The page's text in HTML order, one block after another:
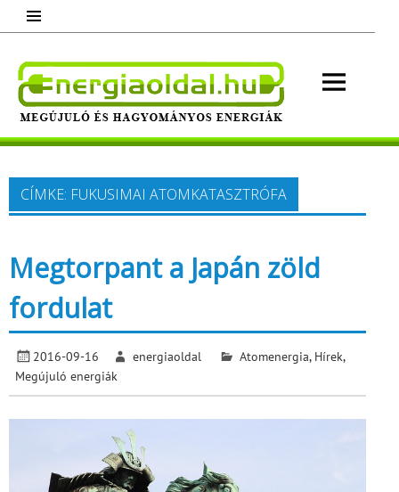
content
Megújuló és hagyományos energiák.
Minden, ami energia!
CÍMKE: FUKUSIMAI ATOMKATASZTRÓFA
Megtorpant a Japán zöld
fordulat
2016-09-16 energiaoldal Atomenergia, Hírek,
Megújuló energiák